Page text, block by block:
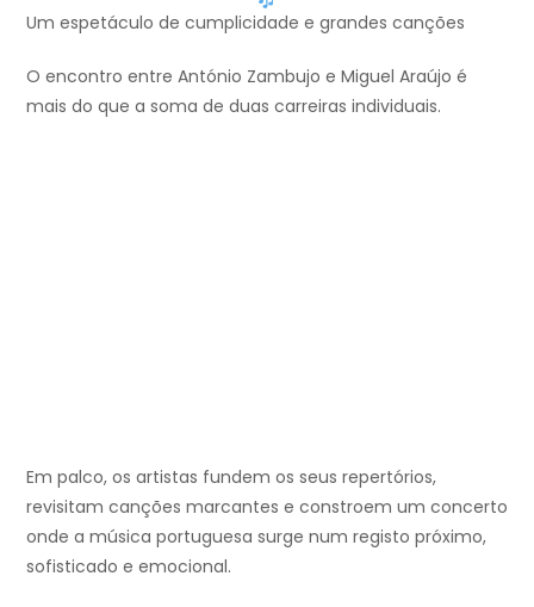
Um espetáculo de cumplicidade e grandes canções
O encontro entre António Zambujo e Miguel Araújo é
mais do que a soma de duas carreiras individuais.
Em palco, os artistas fundem os seus repertórios,
revisitam canções marcantes e constroem um concerto
onde a música portuguesa surge num registo próximo,
sofisticado e emocional.